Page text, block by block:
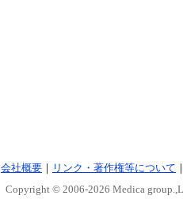
会社概要 ｜ リンク・著作権等について
Copyright © 2006-2026 Medica